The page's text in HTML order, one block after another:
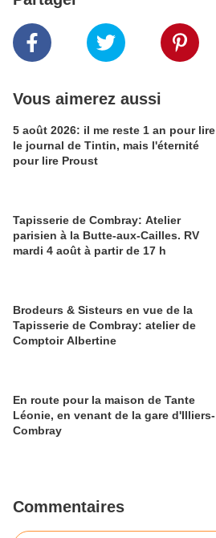
Vous aimerez aussi
5 août 2026: il me reste 1 an pour lire
le journal de Tintin, mais l'éternité
pour lire Proust
Tapisserie de Combray: Atelier
parisien à la Butte-aux-Cailles. RV
mardi 4 août à partir de 17 h
Brodeurs & Sisteurs en vue de la
Tapisserie de Combray: atelier de
Comptoir Albertine
En route pour la maison de Tante
Léonie, en venant de la gare d'Illiers-
Combray
Commentaires